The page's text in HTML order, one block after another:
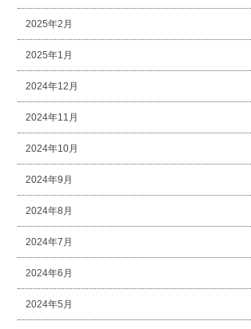
2025年2月
2025年1月
2024年12月
2024年11月
2024年10月
2024年9月
2024年8月
2024年7月
2024年6月
2024年5月